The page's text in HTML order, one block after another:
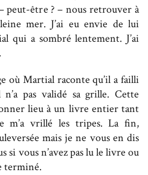
peut-être ? – nous retrouver à
mer. J’ai eu envie de lui
qui a sombré lentement. J’ai
où Martial raconte qu’il a failli
pas validé sa grille. Cette
lieu à un livre entier tant
m’a vrillé les tripes. La fin,
mais je ne vous en dis
si vous n’avez pas lu le livre ou
terminé.